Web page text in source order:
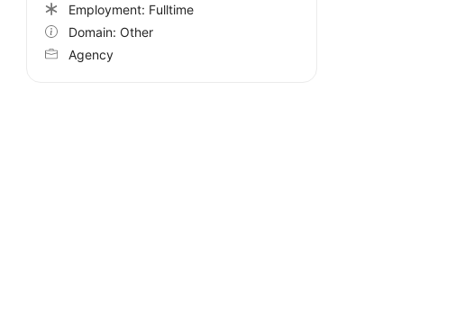
Employment: Fulltime
Domain: Other
Agency